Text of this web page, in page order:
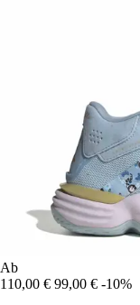
Ab
110,00 € 99,00 € -10%